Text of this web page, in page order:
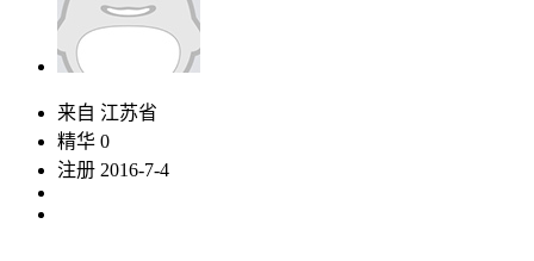
来自 江苏省
精华 0
注册 2016-7-4